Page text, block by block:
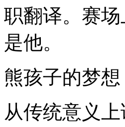
职翻译。赛
是他。
熊孩子的梦想
从传统意义